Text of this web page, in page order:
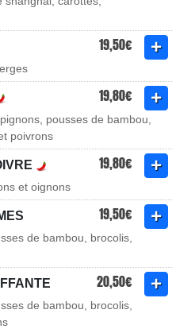
19,50€
19,80€
pousses de bambou,
poivrons
19,80€
et oignons
19,50€
de bambou, brocolis,
20,50€
de bambou, brocolis,